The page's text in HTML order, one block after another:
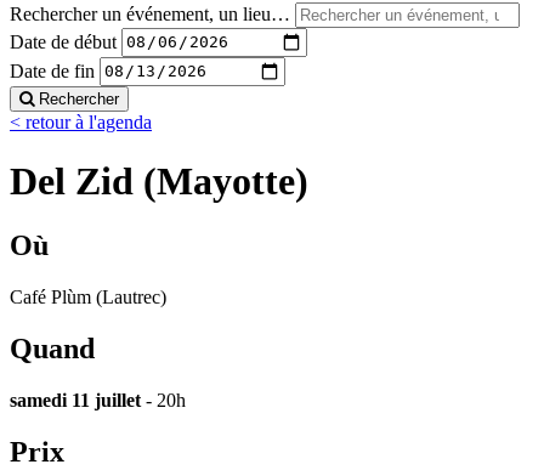
Rechercher un événement, un lieu…
Date de début
Date de fin
Rechercher
< retour à l'agenda
Del Zid (Mayotte)
Où
Café Plùm (Lautrec)
Quand
samedi 11 juillet - 20h
Prix